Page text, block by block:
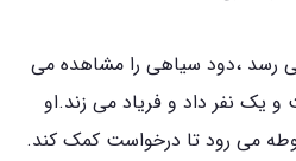
رسد ،دود سیاهی را مشاهده می
و یک نفر داد و فریاد می زند.او
می رود تا درخواست کمک کند.